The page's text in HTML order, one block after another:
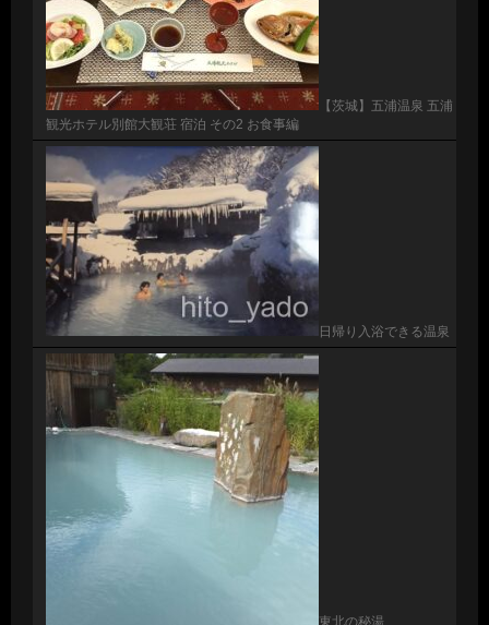
【茨城】五浦温泉 五浦
観光ホテル別館大観荘 宿泊 その2 お食事編
日帰り入浴できる温泉
東北の秘湯